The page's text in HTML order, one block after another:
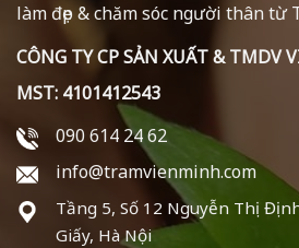
làm đẹp & chăm sóc người thân
CÔNG TY CP SẢN XUẤT & TMDV
MST: 4101412543
090 614 24 62
info@tramvienminh.com
Tầng 5, Số 12 Nguyễn Thị
Giấy, Hà Nội